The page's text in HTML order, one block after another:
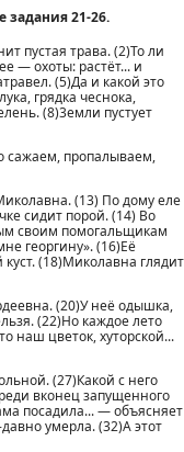
задания 21-26.
пустая трава. (2)То ли
— охоты: растёт... и
(5)Да и какой это
грядка чеснока,
(8)3емли пустует
сажаем, пропалываем,
(13) По дому еле
сидит порой. (14) Во
своим помогальщикам
георгину». (16)Её
(18)Миколавна глядит
(20)У неё одышка,
(22)Но каждое лето
наш цветок, хуторской...
(27)Какой с него
вконец запущенного
посадила... — объясняет
умерла. (32)А этот